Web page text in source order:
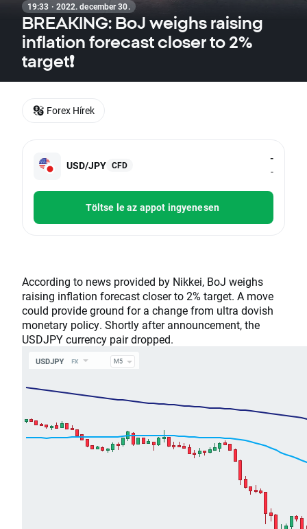
19:33 · 2022. december 30.
BREAKING: BoJ weighs raising
inflation forecast closer to 2%
target❗
USD/JPY CFD
-
-
Töltse le az appot ingyenesen
According to news provided by Nikkei, BoJ weighs
raising inflation forecast closer to 2% target. A move
could provide ground for a change from ultra dovish
monetary policy. Shortly after announcement, the
USDJPY currency pair dropped.
Forex Hírek